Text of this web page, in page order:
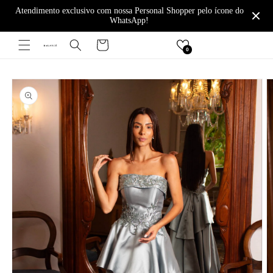
Atendimento exclusivo com nossa Personal Shopper pelo ícone do
WhatsApp!
para o
Carrinho 0
informações
do produto